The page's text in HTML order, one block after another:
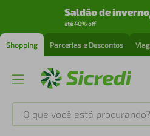
Saldão de inverno
até 40% off
Shopping Parcerias e Descontos
O que você está procurando?